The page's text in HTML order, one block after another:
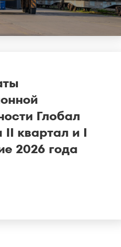
Глобал
II квартал и I
2026 года